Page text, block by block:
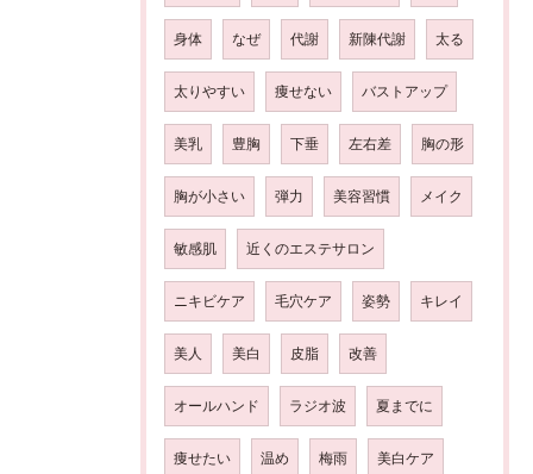
身体 なぜ 代謝 新陳代謝 太る
太りやすい 痩せない バストアップ
美乳 豊胸 下垂 左右差 胸の形
胸が小さい 弾力 美容習慣 メイク
敏感肌 近くのエステサロン
ニキビケア 毛穴ケア 姿勢 キレイ
美人 美白 皮脂 改善
オールハンド ラジオ波 夏までに
痩せたい 温め 梅雨 美白ケア